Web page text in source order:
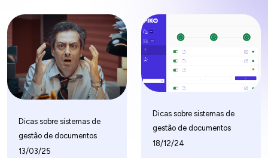
Dicas sobre sistemas de
gestão de documentos
13/03/25
Dicas sobre sistemas de
gestão de documentos
18/12/24